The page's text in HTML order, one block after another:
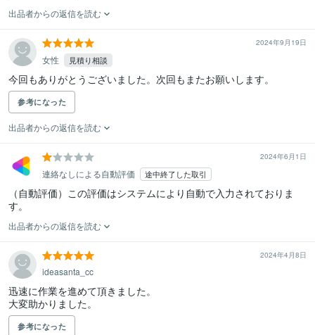
出品者からの返信を読む
2024年9月19日
女性 見積り相談
今回もありがとうございました。次回もまたお願いします。
参考になった
出品者からの返信を読む
2024年6月1日
連絡なしによる自動評価 途中終了した取引
（自動評価）この評価はシステムにより自動で入力されておりま
す。
出品者からの返信を読む
2024年4月8日
ideasanta_cc
迅速に作業を進めて頂きました。
大変助かりました。
参考になった